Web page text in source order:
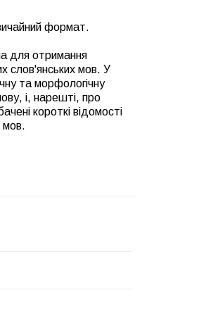
формат.
для отримання
слов'янських мов. У
та морфологічну
і, нарешті, про
короткі відомості
мов.